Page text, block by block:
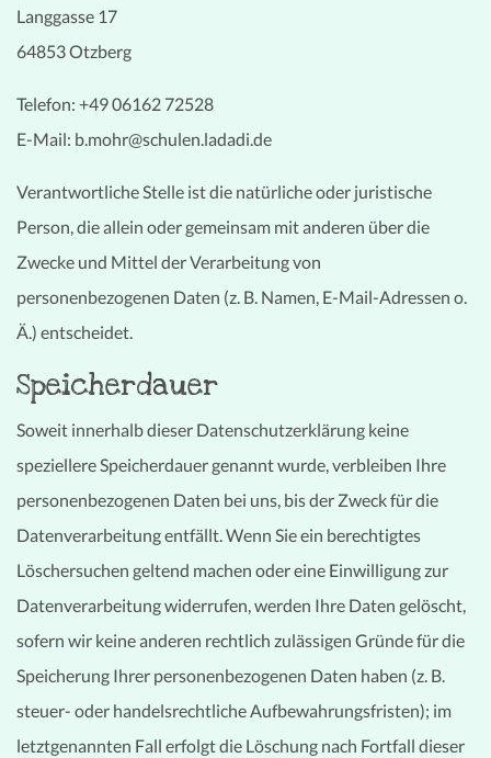
Langgasse 17
64853 Otzberg
Telefon: +49 06162 72528
E-Mail: b.mohr@schulen.ladadi.de
Verantwortliche Stelle ist die natürliche oder juristische
Person, die allein oder gemeinsam mit anderen über die
Zwecke und Mittel der Verarbeitung von
personenbezogenen Daten (z. B. Namen, E-Mail-Adressen o.
Ä.) entscheidet.
Speicherdauer
Soweit innerhalb dieser Datenschutzerklärung keine
speziellere Speicherdauer genannt wurde, verbleiben Ihre
personenbezogenen Daten bei uns, bis der Zweck für die
Datenverarbeitung entfällt. Wenn Sie ein berechtigtes
Löschersuchen geltend machen oder eine Einwilligung zur
Datenverarbeitung widerrufen, werden Ihre Daten gelöscht,
sofern wir keine anderen rechtlich zulässigen Gründe für die
Speicherung Ihrer personenbezogenen Daten haben (z. B.
steuer- oder handelsrechtliche Aufbewahrungsfristen); im
letztgenannten Fall erfolgt die Löschung nach Fortfall dieser